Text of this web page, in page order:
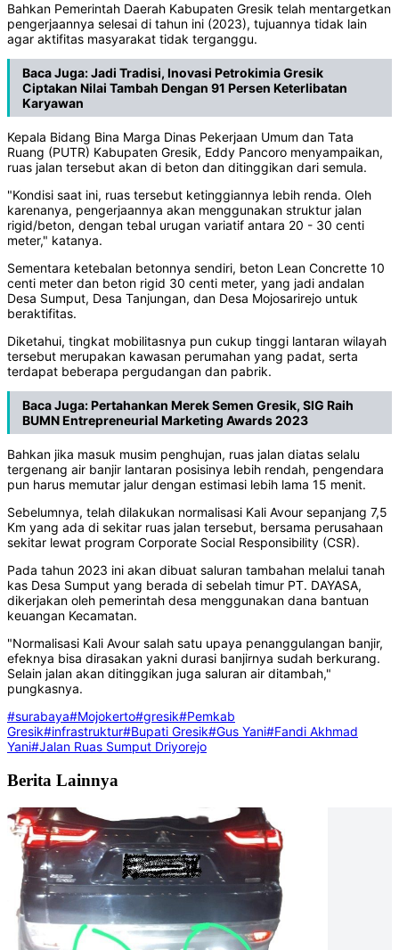
Bahkan Pemerintah Daerah Kabupaten Gresik telah mentargetkan
pengerjaannya selesai di tahun ini (2023), tujuannya tidak lain
agar aktifitas masyarakat tidak terganggu.
Baca Juga:Jadi Tradisi, Inovasi Petrokimia Gresik
Ciptakan Nilai Tambah Dengan 91 Persen Keterlibatan
Karyawan
Kepala Bidang Bina Marga Dinas Pekerjaan Umum dan Tata
Ruang (PUTR) Kabupaten Gresik, Eddy Pancoro menyampaikan,
ruas jalan tersebut akan di beton dan ditinggikan dari semula.
"Kondisi saat ini, ruas tersebut ketinggiannya lebih renda. Oleh
karenanya, pengerjaannya akan menggunakan struktur jalan
rigid/beton, dengan tebal urugan variatif antara 20 - 30 centi
meter," katanya.
Sementara ketebalan betonnya sendiri, beton Lean Concrette 10
centi meter dan beton rigid 30 centi meter, yang jadi andalan
Desa Sumput, Desa Tanjungan, dan Desa Mojosarirejo untuk
beraktifitas.
Diketahui, tingkat mobilitasnya pun cukup tinggi lantaran wilayah
tersebut merupakan kawasan perumahan yang padat, serta
terdapat beberapa pergudangan dan pabrik.
Baca Juga:Pertahankan Merek Semen Gresik, SIG Raih
BUMN Entrepreneurial Marketing Awards 2023
Bahkan jika masuk musim penghujan, ruas jalan diatas selalu
tergenang air banjir lantaran posisinya lebih rendah, pengendara
pun harus memutar jalur dengan estimasi lebih lama 15 menit.
Sebelumnya, telah dilakukan normalisasi Kali Avour sepanjang 7,5
Km yang ada di sekitar ruas jalan tersebut, bersama perusahaan
sekitar lewat program Corporate Social Responsibility (CSR).
Pada tahun 2023 ini akan dibuat saluran tambahan melalui tanah
kas Desa Sumput yang berada di sebelah timur PT. DAYASA,
dikerjakan oleh pemerintah desa menggunakan dana bantuan
keuangan Kecamatan.
"Normalisasi Kali Avour salah satu upaya penanggulangan banjir,
efeknya bisa dirasakan yakni durasi banjirnya sudah berkurang.
Selain jalan akan ditinggikan juga saluran air ditambah,"
pungkasnya.
#surabaya#Mojokerto#gresik#Pemkab
Gresik#infrastruktur#Bupati Gresik#Gus Yani#Fandi Akhmad
Yani#Jalan Ruas Sumput Driyorejo
Berita Lainnya